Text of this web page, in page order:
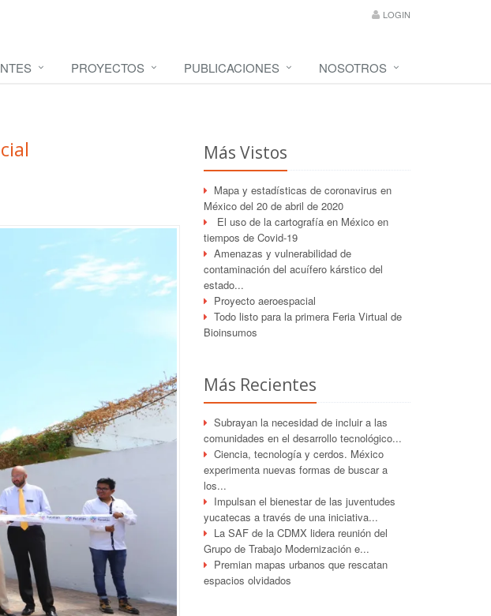
LOGIN
PROYECTOS PUBLICACIONES NOSOTROS
Más Vistos
Mapa y estadísticas de coronavirus en
México del 20 de abril de 2020
El uso de la cartografía en México en
tiempos de Covid-19
Amenazas y vulnerabilidad de
contaminación del acuífero kárstico del
estado...
Proyecto aeroespacial
Todo listo para la primera Feria Virtual de
Bioinsumos
Más Recientes
Subrayan la necesidad de incluir a las
comunidades en el desarrollo tecnológico...
Ciencia, tecnología y cerdos. México
experimenta nuevas formas de buscar a
los...
Impulsan el bienestar de las juventudes
yucatecas a través de una iniciativa...
La SAF de la CDMX lidera reunión del
Grupo de Trabajo Modernización e...
Premian mapas urbanos que rescatan
espacios olvidados